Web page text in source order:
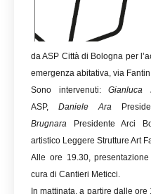
da ASP Città di Bologna per
emergenza abitativa, via
Sono intervenuti:Gianluca
ASP, Daniele Ara
Brugnara Presidente Arci
artistico Leggere Strutture Art
Alle ore 19.30,
cura di Cantieri Meticci.
In mattinata, a partire dalle